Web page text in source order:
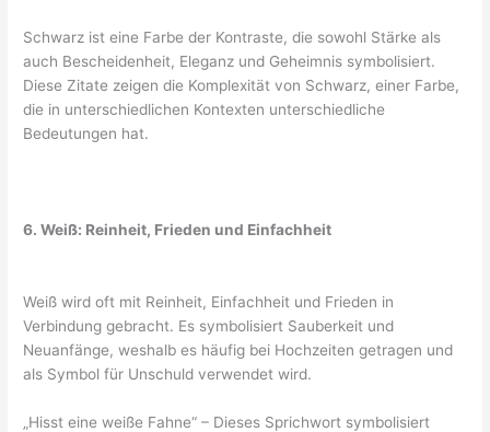
Schwarz ist eine Farbe der Kontraste, die sowohl Stärke als
auch Bescheidenheit, Eleganz und Geheimnis symbolisiert.
Diese Zitate zeigen die Komplexität von Schwarz, einer Farbe,
die in unterschiedlichen Kontexten unterschiedliche
Bedeutungen hat.
6. Weiß: Reinheit, Frieden und Einfachheit
Weiß wird oft mit Reinheit, Einfachheit und Frieden in
Verbindung gebracht. Es symbolisiert Sauberkeit und
Neuanfänge, weshalb es häufig bei Hochzeiten getragen und
als Symbol für Unschuld verwendet wird.
„Hisst eine weiße Fahne“ – Dieses Sprichwort symbolisiert